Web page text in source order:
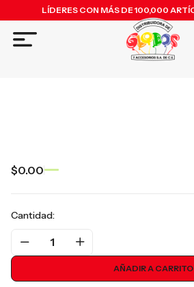
LÍDERES CON MÁS DE 100,000
$0.00
Cantidad:
1
AÑADIR A CARRITO